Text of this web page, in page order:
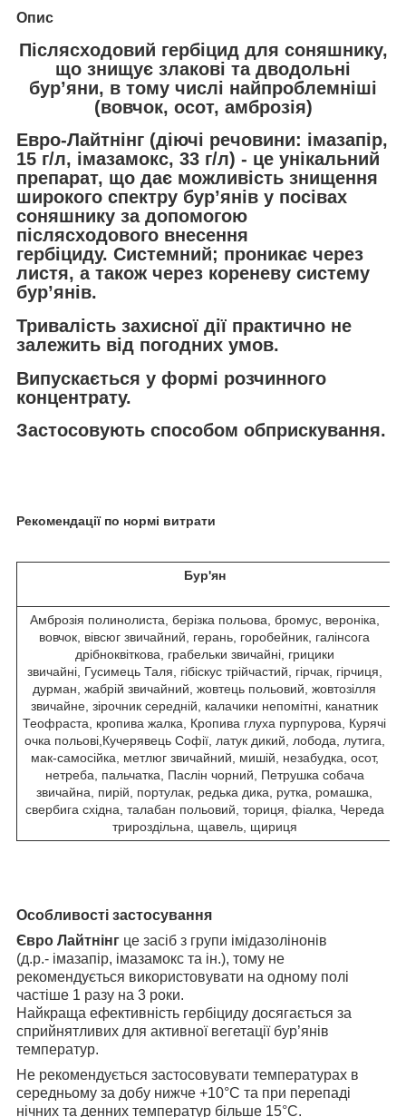
Опис
Післясходовий гербіцид для соняшнику,
що знищує злакові та дводольні
бур’яни, в тому числі найпроблемніші
(вовчок, осот, амброзія)
Евро-Лайтнінг (діючі речовини: імазапір,
15 г/л, імазамокс, 33 г/л) - це унікальний
препарат, що дає можливість знищення
широкого спектру бур’янів у посівах
соняшнику за допомогою
післясходового внесення
гербіциду. Системний; проникає через
листя, а також через кореневу систему
бур’янів.
Тривалість захисної дії практично не
залежить від погодних умов.
Випускається у формі розчинного
концентрату.
Застосовують способом обприскування.
Рекомендації по нормі витрати
Бур'ян
Амброзія полинолиста, берізка польова, бромус, вероніка,
вовчок, вівсюг звичайний, герань, горобейник, галінсога
дрібноквіткова, грабельки звичайні, грицики
звичайні, Гусимець Таля, гібіскус трійчастий, гірчак, гірчиця,
дурман, жабрій звичайний, жовтець польовий, жовтозілля
звичайне, зірочник середній, калачики непомітні, канатник
Теофраста, кропива жалка, Кропива глуха пурпурова, Курячі
очка польові,Кучерявець Софії, латук дикий, лобода, лутига,
мак-самосійка, метлюг звичайний, мишій, незабудка, осот,
нетреба, пальчатка, Паслін чорний, Петрушка собача
звичайна, пирій, портулак, редька дика, рутка, ромашка,
свербига східна, талабан польовий, ториця, фіалка, Череда
трироздільна, щавель, щириця
Особливості застосування
Євро Лайтнінг це засіб з групи імідазолінонів
(д.р.- імазапір, імазамокс та ін.), тому не
рекомендується використовувати на одному полі
частіше 1 разу на 3 роки.
Найкраща ефективність гербіциду досягається за
сприйнятливих для активної вегетації бур’янів
температур.
Не рекомендується застосовувати температурах в
середньому за добу нижче +10°С та при перепаді
нічних та денних температур більше 15°С.